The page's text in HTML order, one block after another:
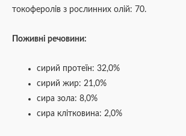
токоферолів з рослинних олій: 70.
Поживні речовини:
сирий протеїн: 32,0%
сирий жир: 21,0%
сира зола: 8,0%
сира клітковина: 2,0%